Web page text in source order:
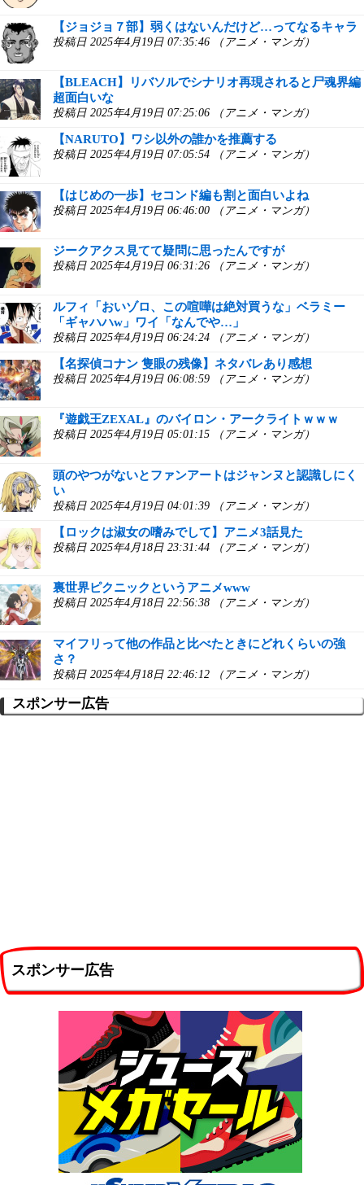
【ジョジョ７部】弱くはないんだけど…ってなるキャラ
投稿日 2025年4月19日 07:35:46 （アニメ・マンガ）
【BLEACH】リバソルでシナリオ再現されると尸魂界編
超面白いな
投稿日 2025年4月19日 07:25:06 （アニメ・マンガ）
【NARUTO】ワシ以外の誰かを推薦する
投稿日 2025年4月19日 07:05:54 （アニメ・マンガ）
【はじめの一歩】セコンド編も割と面白いよね
投稿日 2025年4月19日 06:46:00 （アニメ・マンガ）
ジークアクス見てて疑問に思ったんですが
投稿日 2025年4月19日 06:31:26 （アニメ・マンガ）
ルフィ「おいゾロ、この喧嘩は絶対買うな」ベラミー
「ギャハハw」ワイ「なんでや…」
投稿日 2025年4月19日 06:24:24 （アニメ・マンガ）
【名探偵コナン 隻眼の残像】ネタバレあり感想
投稿日 2025年4月19日 06:08:59 （アニメ・マンガ）
『遊戯王ZEXAL』のバイロン・アークライトｗｗｗ
投稿日 2025年4月19日 05:01:15 （アニメ・マンガ）
頭のやつがないとファンアートはジャンヌと認識しにく
い
投稿日 2025年4月19日 04:01:39 （アニメ・マンガ）
【ロックは淑女の嗜みでして】アニメ3話見た
投稿日 2025年4月18日 23:31:44 （アニメ・マンガ）
裏世界ピクニックというアニメwww
投稿日 2025年4月18日 22:56:38 （アニメ・マンガ）
マイフリって他の作品と比べたときにどれくらいの強
さ？
投稿日 2025年4月18日 22:46:12 （アニメ・マンガ）
スポンサー広告
スポンサー広告